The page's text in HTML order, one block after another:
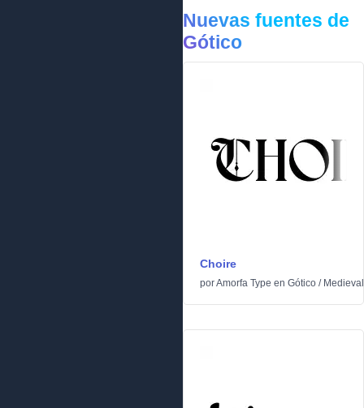
Nuevas fuentes de
Gótico
Choire
porAmorfa Type en Gótico / Medieval